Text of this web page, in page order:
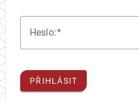
Heslo:
PŘIHLÁSIT